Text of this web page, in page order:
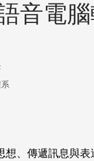
音電
想、傳遞訊息與